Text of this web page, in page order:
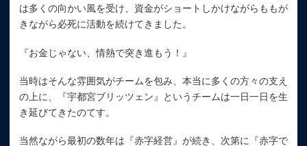
は多くの向かい風を受け、資金がショートしかけながらももが
きながら必死に活動を続けてきました。
『お金じゃない、情熱で突き進もう！』
当時はそんな雰囲気がチームを包み、本当に多くの方々の支え
の上に、『宇都宮ブリッツェン』というチームは一日一日を生
き延びてきたのてす。
当然ながら最初の数年は『赤字経営』が続き、次第に『赤字で